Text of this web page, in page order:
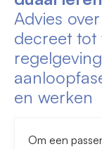
Advies
decreet tot
en werken
Om een